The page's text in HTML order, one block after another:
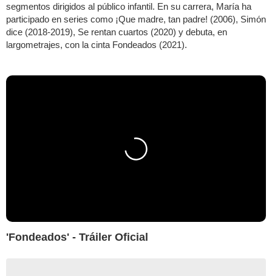
segmentos dirigidos al público infantil. En su carrera, María ha
participado en series como ¡Que madre, tan padre! (2006), Simón
dice (2018-2019), Se rentan cuartos (2020) y debuta, en
largometrajes, con la cinta Fondeados (2021).
'Fondeados' - Tráiler Oficial